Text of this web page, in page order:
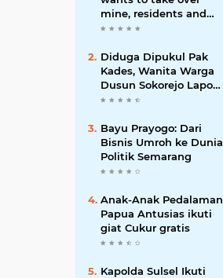
mine, residents and
police clash in Palu
Diduga Dipukul Pak
Kades, Wanita Warga
Dusun Sokorejo Lapor
Polisi Petarukan
Bayu Prayogo: Dari
Bisnis Umroh ke Dunia
Politik Semarang
Anak-Anak Pedalaman
Papua Antusias ikuti
giat Cukur gratis
Kapolda Sulsel Ikuti